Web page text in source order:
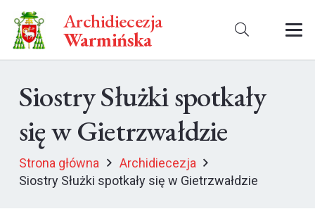
Archidiecezja
Warmińska
Siostry Służki spotkały
się w Gietrzwałdzie
Strona główna
Archidiecezja
Siostry Służki spotkały się w Gietrzwałdzie